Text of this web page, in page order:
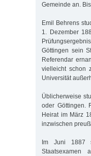
Gemeinde an.
Emil Behrens
1. Dezember
Göttingen sein
Referendar
vielleicht schon
Universität
Üblicherweise
oder Göttingen.
Heirat im März
inzwischen
Im Juni 1887
Staatsexamen